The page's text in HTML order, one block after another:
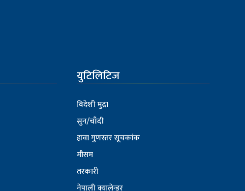
युटिलिटिज
विदेशी मुद्रा
सुन/चाँदी
हावा गुणस्तर सूचकांक
मौसम
तरकारी